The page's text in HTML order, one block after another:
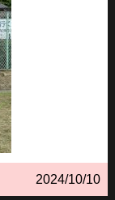
2024/10/10